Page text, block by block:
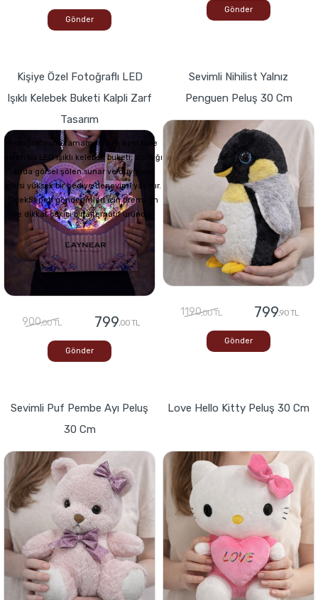
Gönder
Gönder
Kişiye Özel Fotoğraflı LED
Işıklı Kelebek Buketi Kalpli Zarf
Tasarım
Fotoğrafınızla tamamen size özel hale
gelen bu LED ışıklı kelebek buketi, açıldığı
anda görsel şölen sunar ve duygusal
etkisi yüksek bir hediye deneyimi yaşatır.
ÇiçekSepeti gönderimleri için premium
ve dikkat çekici bir alternatif üründür
900,00 TL 799,00 TL
Gönder
Sevimli Nihilist Yalnız
Penguen Peluş 30 Cm
1190,00 TL 799,90 TL
Gönder
Sevimli Puf Pembe Ayı Peluş
30 Cm
Love Hello Kitty Peluş 30 Cm